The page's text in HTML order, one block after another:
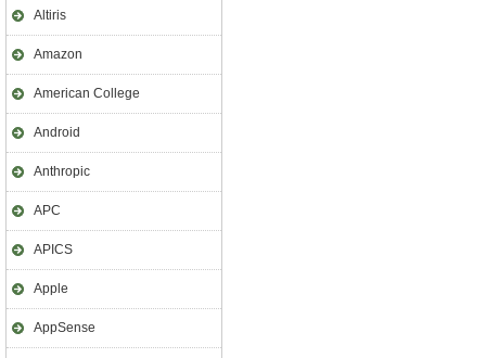
Altiris
Amazon
American College
Android
Anthropic
APC
APICS
Apple
AppSense